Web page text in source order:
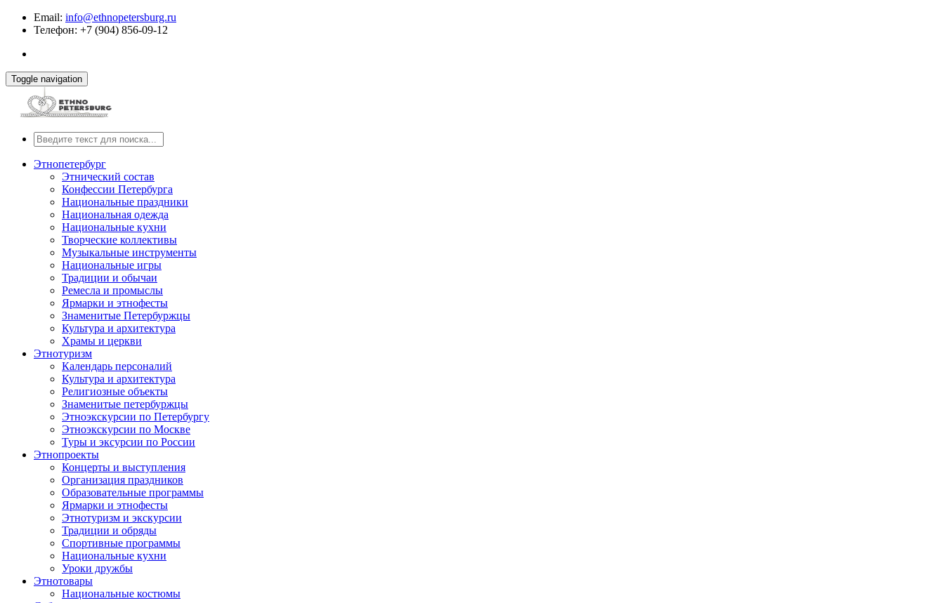
Email: info@ethnopetersburg.ru
Телефон: +7 (904) 856-09-12
Toggle navigation
Этнопетербург
Этнический состав
Конфессии Петербурга
Национальные праздники
Национальная одежда
Национальные кухни
Творческие коллективы
Музыкальные инструменты
Национальные игры
Традиции и обычаи
Ремесла и промыслы
Ярмарки и этнофесты
Знаменитые Петербуржцы
Культура и архитектура
Храмы и церкви
Этнотуризм
Календарь персоналий
Культура и архитектура
Религиозные объекты
Знаменитые петербуржцы
Этноэкскурсии по Петербургу
Этноэкскурсии по Москве
Туры и эксурсии по России
Этнопроекты
Концерты и выступления
Организация праздников
Образовательные программы
Ярмарки и этнофесты
Этнотуризм и экскурсии
Традиции и обряды
Спортивные программы
Национальные кухни
Уроки дружбы
Этнотовары
Национальные костюмы